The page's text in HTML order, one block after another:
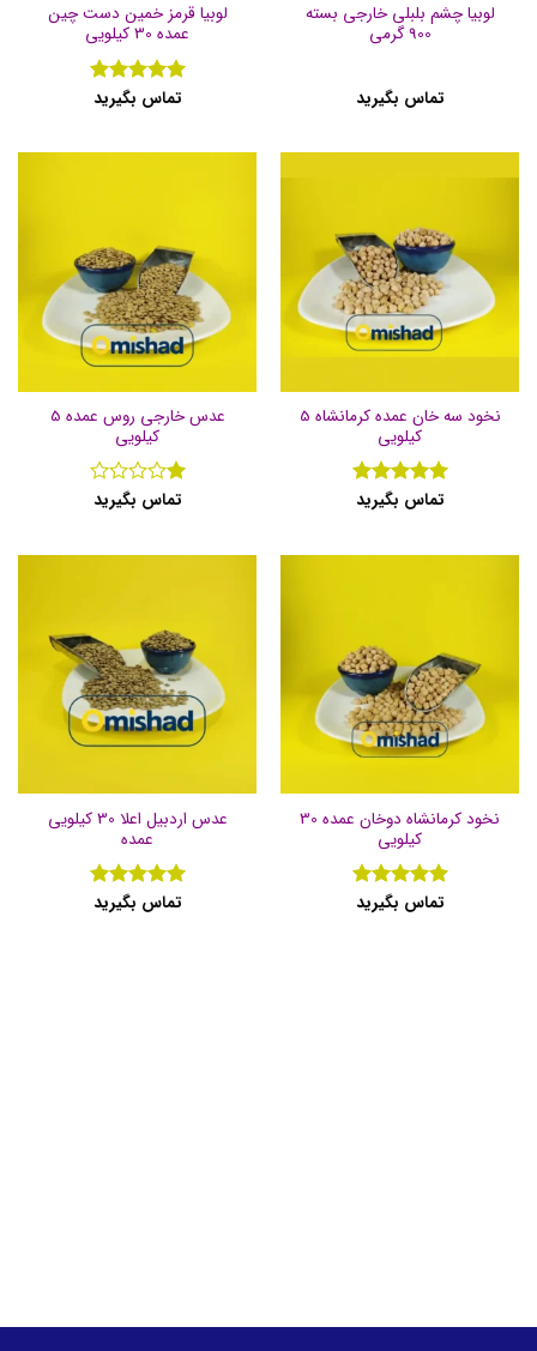
لوبیا چشم بلبلی خارجی بسته
900 گرمی
تماس بگیرید
لوبیا قرمز خمین دست چین
عمده 30 کیلویی
نمره 5از
تماس بگیرید
نخود سه خان عمده کرمانشاه 5
کیلویی
نمره 5از
تماس بگیرید
عدس خارجی روس عمده 5
کیلویی
نمره
5
تماس بگیرید
نخود کرمانشاه دوخان عمده 30
کیلویی
نمره 5از
تماس بگیرید
عدس اردبیل اعلا 30 کیلویی
عمده
نمره 5از
تماس بگیرید